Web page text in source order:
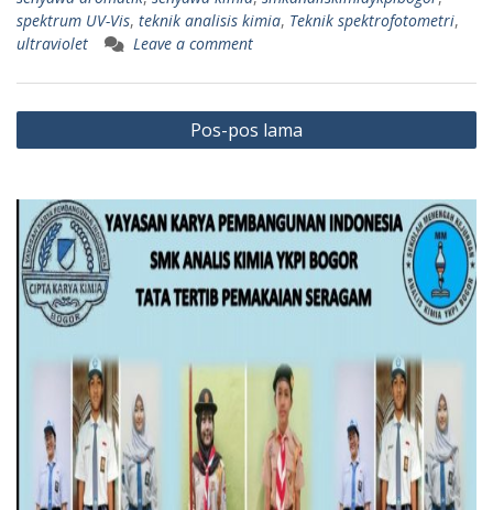
spektrum UV-Vis, teknik analisis kimia, Teknik spektrofotometri,
ultraviolet
Leave a comment
Navigasi
pos
Pos-pos lama